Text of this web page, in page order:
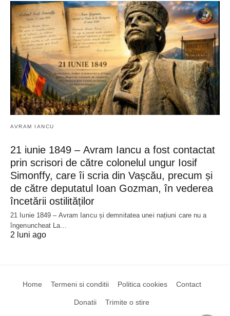
AVRAM IANCU
21 iunie 1849 – Avram Iancu a fost contactat
prin scrisori de către colonelul ungur Iosif
Simonffy, care îi scria din Vașcău, precum și
de către deputatul Ioan Gozman, în vederea
încetării ostilităților
21 Iunie 1849 – Avram Iancu și demnitatea unei națiuni care nu a
îngenuncheat La…
2 luni ago
Home Termeni si conditii Politica cookies Contact
Donatii Trimite o stire